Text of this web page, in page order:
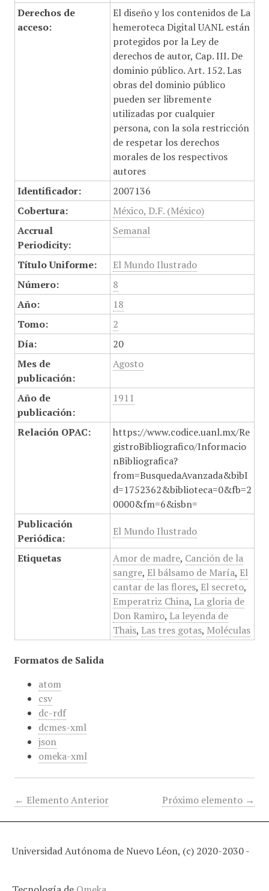
Derechos de
acceso:
El diseño y los contenidos de La
hemeroteca Digital UANL están
protegidos por la Ley de
derechos de autor, Cap. III. De
dominio público. Art. 152. Las
obras del dominio público
pueden ser libremente
utilizadas por cualquier
persona, con la sola restricción
de respetar los derechos
morales de los respectivos
autores
Identificador:
2007136
Cobertura:
México, D.F. (México)
Accrual
Periodicity:
Semanal
Título Uniforme:
El Mundo Ilustrado
Número:
8
Año:
18
Tomo:
2
Día:
20
Mes de
publicación:
Agosto
Año de
publicación:
1911
Relación OPAC:
https://www.codice.uanl.mx/Re
gistroBibliografico/Informacio
nBibliografica?
from=BusquedaAvanzada&bibI
d=1752362&biblioteca=0&fb=2
0000&fm=6&isbn=
Publicación
Periódica:
El Mundo Ilustrado
Etiquetas Amor de madre, Canción de la
sangre, El bálsamo de María, El
cantar de las flores, El secreto,
Emperatriz China, La gloria de
Don Ramiro, La leyenda de
Thais, Las tres gotas, Moléculas
Formatos de Salida
atom
csv
dc-rdf
dcmes-xml
json
omeka-xml
← Elemento Anterior Próximo elemento →
Universidad Autónoma de Nuevo Léon, (c) 2020-2030 -